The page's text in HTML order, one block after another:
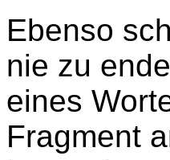
Ebenso
nie zu
eines
Fragment